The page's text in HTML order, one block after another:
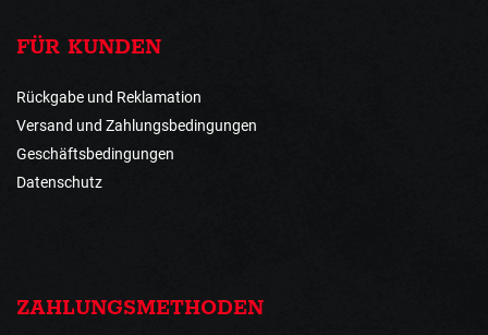
FÜR KUNDEN
Rückgabe und Reklamation
Versand und Zahlungsbedingungen
Geschäftsbedingungen
Datenschutz
ZAHLUNGSMETHODEN